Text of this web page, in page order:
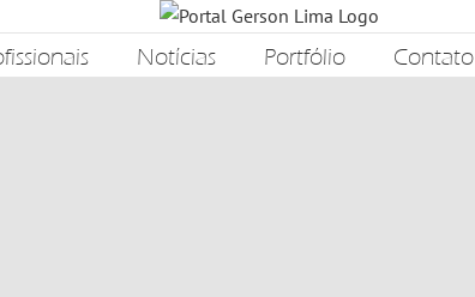
Notícias Portfólio Contato